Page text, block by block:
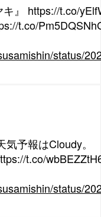
』 https://t.co/
t.co/
status/
気予報はCloudy
t.co/
status/